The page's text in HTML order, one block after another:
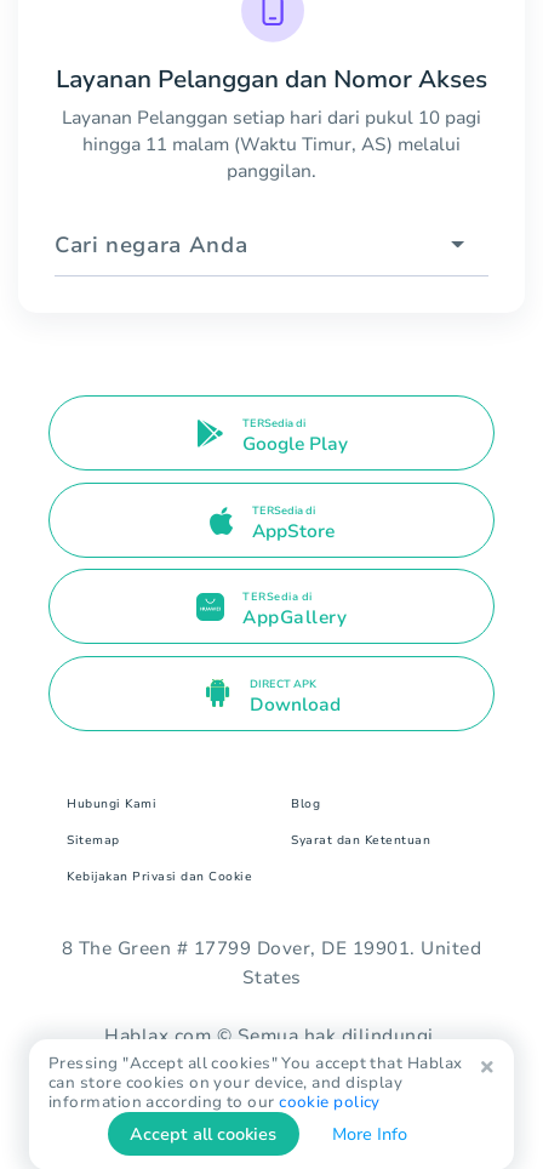
Layanan Pelanggan dan Nomor Akses
Layanan Pelanggan setiap hari dari pukul 10 pagi
hingga 11 malam (Waktu Timur, AS) melalui
panggilan.
Cari negara Anda
TERSedia di
Google Play
TERSedia di
AppStore
TERSedia di
AppGallery
DIRECT APK
Download
Hubungi Kami Blog
Sitemap Syarat dan Ketentuan
Kebijakan Privasi dan Cookie
8 The Green # 17799 Dover, DE 19901. United
States
Hablax.com © Semua hak dilindungi.
Pressing "Accept all cookies" You accept that Hablax
can store cookies on your device, and display
information according to ourcookie policy
Accept all cookies More Info